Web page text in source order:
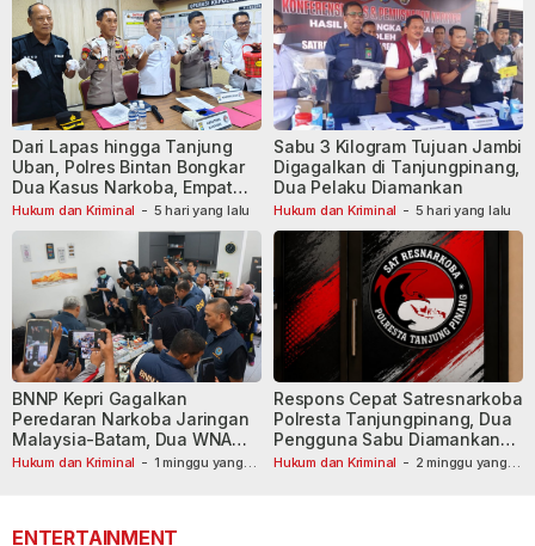
Hukum dan Kriminal - 5 hari yang lalu
Dari Lapas hingga Tanjung
Uban, Polres Bintan Bongkar
Dua Kasus Narkoba, Empat
Tersangka Dibekuk
Hukum dan Kriminal - 5 hari yang lalu
Sabu 3 Kilogram Tujuan Jambi
Digagalkan di Tanjungpinang,
Dua Pelaku Diamankan
Hukum dan Kriminal - 1 minggu yang
BNNP Kepri Gagalkan
Peredaran Narkoba Jaringan
Malaysia-Batam, Dua WNA
Masih Diburu
Hukum dan Kriminal - 2 minggu yang
Respons Cepat Satresnarkoba
Polresta Tanjungpinang, Dua
Pengguna Sabu Diamankan
Usai Dilaporkan ke Call Center
ENTERTAINMENT